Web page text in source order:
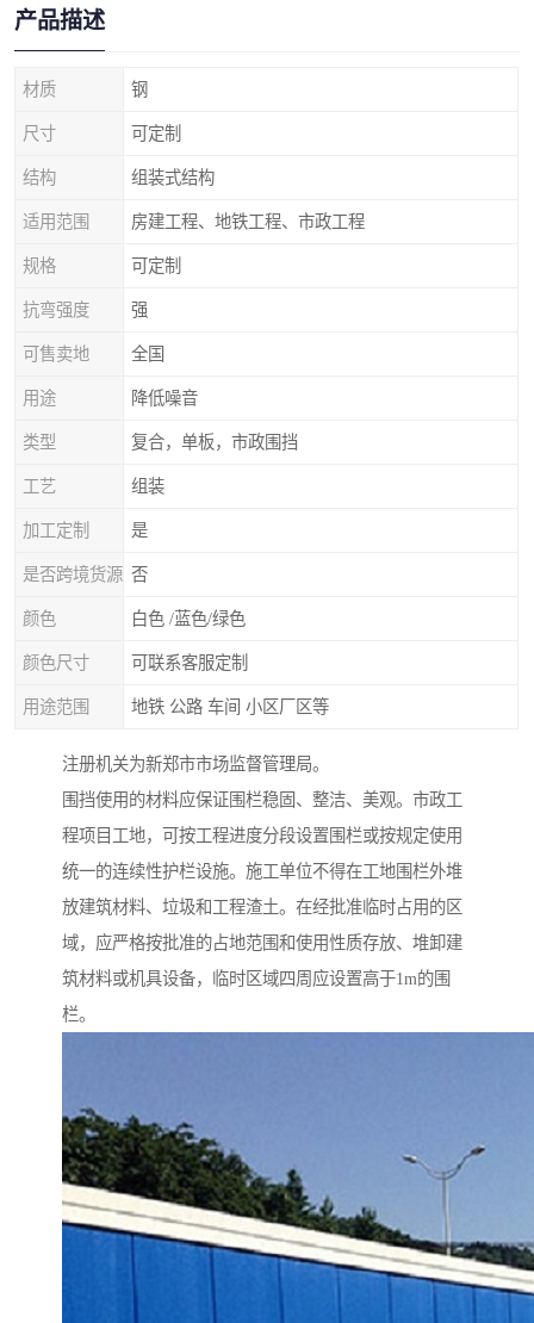
产品描述
材质 钢
尺寸 可定制
结构 组装式结构
适用范围 房建工程、地铁工程、市政工程
规格 可定制
抗弯强度 强
可售卖地 全国
用途 降低噪音
类型 复合，单板，市政围挡
工艺 组装
加工定制 是
是否跨境货源 否
颜色 白色 /蓝色/绿色
颜色尺寸 可联系客服定制
用途范围 地铁 公路 车间 小区厂区等
注册机关为新郑市市场监督管理局。
围挡使用的材料应保证围栏稳固、整洁、美观。市政工
程项目工地，可按工程进度分段设置围栏或按规定使用
统一的连续性护栏设施。施工单位不得在工地围栏外堆
放建筑材料、垃圾和工程渣土。在经批准临时占用的区
域，应严格按批准的占地范围和使用性质存放、堆卸建
筑材料或机具设备，临时区域四周应设置高于1m的围
栏。